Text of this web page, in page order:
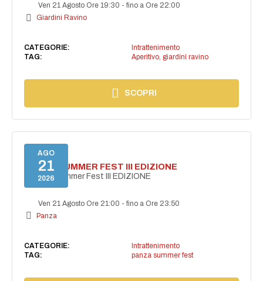
Ven 21 Agosto Ore 19:30 -fino a Ore 22:00
Giardini Ravino
CATEGORIE:
Intrattenimento
TAG:
Aperitivo, giardini ravino
SCOPRI
AGO
21
2026
PANZA SUMMER FEST III EDIZIONE
PANZA Summer Fest III EDIZIONE
Ven 21 Agosto Ore 21:00 -fino a Ore 23:50
Panza
CATEGORIE:
Intrattenimento
TAG:
panza summer fest